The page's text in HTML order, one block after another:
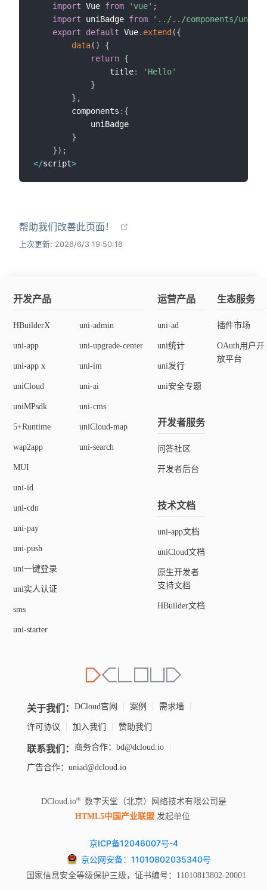
import Vue from 'vue' ;
import uniBadge from
'../../components/uni-
export
default Vue. extend ({
data( )
{
return {
				title
:
'Hello'
}
} ,
		components
: {
}
}) ;
</script>
帮助我们改善此页面！
上次更新: 2026/6/3 19:50:16
开发产品
HBuilderX
uni-app
uni-app x
uniCloud
uniMPsdk
5+Runtime
wap2app
MUI
uni-id
uni-cdn
uni-pay
uni-push
uni一键登录
uni实人认证
sms
uni-starter
uni-admin
uni-upgrade-center
uni-im
uni-ai
uni-cms
uniCloud-map
uni-search
运营产品
uni-ad
uni统计
uni发行
uni安全专题
开发者服务
问答社区
开发者后台
技术文档
uni-app文档
uniCloud文档
原生开发者
支持文档
HBuilder文档
生态服务
插件市场
OAuth用户开
放平台
关于我们： DCloud官网 案例 需求墙
许可协议 加入我们 赞助我们
联系我们： 商务合作：bd@dcloud.io
广告合作：uniad@dcloud.io
DCloud.io
数字天堂（北京）网络技术有限公司是
HTML5中国产业联盟发起单位
京ICP备12046007号-4
京公网安备：11010802035340号
国家信息安全等级保护三级，证书编号：11010813802-20001